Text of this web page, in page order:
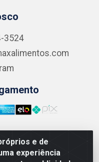
e de
experiência
3524
ALIMENTICIOS
CIRCULAR/RJ -